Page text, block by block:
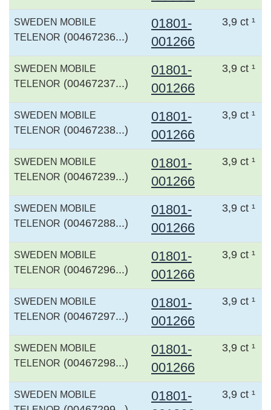
SWEDEN MOBILE
TELENOR (00467236...)
01801-
001266
3,9 ct ¹
SWEDEN MOBILE
TELENOR (00467237...)
01801-
001266
3,9 ct ¹
SWEDEN MOBILE
TELENOR (00467238...)
01801-
001266
3,9 ct ¹
SWEDEN MOBILE
TELENOR (00467239...)
01801-
001266
3,9 ct ¹
SWEDEN MOBILE
TELENOR (00467288...)
01801-
001266
3,9 ct ¹
SWEDEN MOBILE
TELENOR (00467296...)
01801-
001266
3,9 ct ¹
SWEDEN MOBILE
TELENOR (00467297...)
01801-
001266
3,9 ct ¹
SWEDEN MOBILE
TELENOR (00467298...)
01801-
001266
3,9 ct ¹
SWEDEN MOBILE
01801-
3,9 ct ¹